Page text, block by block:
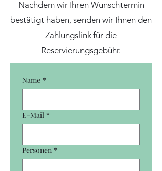
Nachdem wir Ihren Wunschtermin
bestätigt haben, senden wir Ihnen den
Zahlungslink für die
Reservierungsgebühr.
Name *
E-Mail *
Personen *